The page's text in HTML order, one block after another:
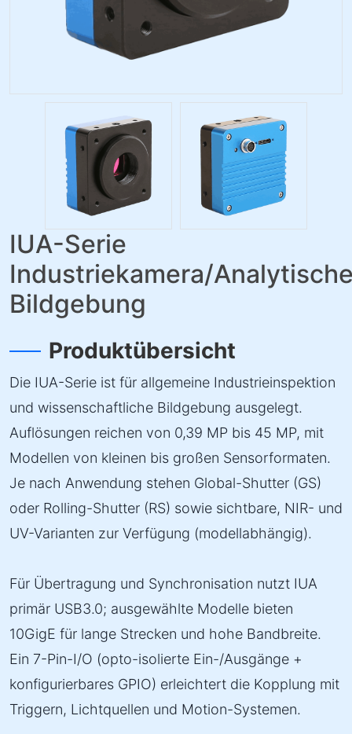
IUA-Serie
Industriekamera/
Bildgebung
Produktübersicht
Die IUA-Serie ist für allgemeine Industrieinspektion
und wissenschaftliche Bildgebung ausgelegt.
Auflösungen reichen von 0,39 MP bis 45 MP, mit
Modellen von kleinen bis großen Sensorformaten.
Je nach Anwendung stehen Global-Shutter (GS)
oder Rolling-Shutter (RS) sowie sichtbare, NIR- und
UV-Varianten zur Verfügung (modellabhängig).
Für Übertragung und Synchronisation nutzt IUA
primär USB3.0; ausgewählte Modelle bieten
10GigE für lange Strecken und hohe Bandbreite.
Ein 7-Pin-I/O (opto-isolierte Ein-/Ausgänge +
konfigurierbares GPIO) erleichtert die Kopplung mit
Triggern, Lichtquellen und Motion-Systemen.